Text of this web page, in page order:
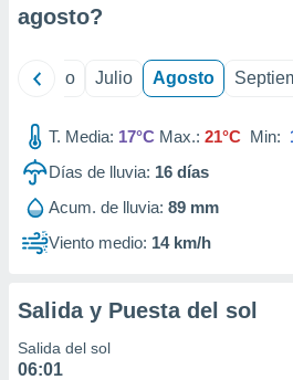
publicidad
1199
agosto?
Junio Julio Agosto
T. Media: 17°C Max.: 21°C Min:
Días de lluvia: 16 días
Acum. de lluvia: 89 mm
Viento medio: 14 km/h
Salida y Puesta del sol
Salida del sol
06:01